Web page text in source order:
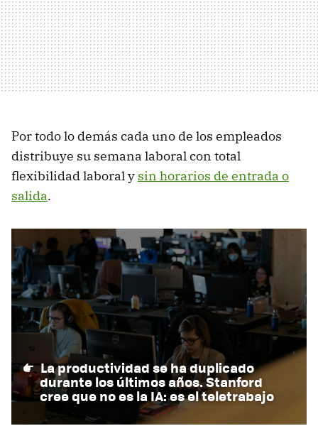
Por todo lo demás cada uno de los empleados
distribuye su semana laboral con total
flexibilidad laboral y sin horarios de entrada o
salida.
La productividad se ha duplicado
durante los últimos años. Stanford
cree que no es la IA: es el teletrabajo